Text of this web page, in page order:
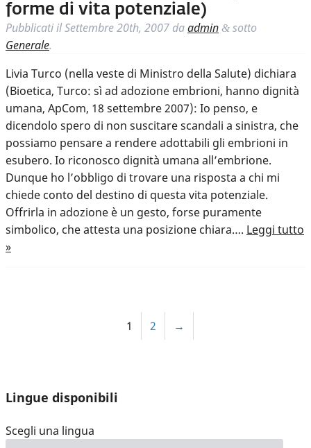
forme di vita potenziale)
Pubblicati ilSettembre 20th, 2007 daadmin & sotto
Generale.
Livia Turco (nella veste di Ministro della Salute) dichiara
(Bioetica, Turco: sì ad adozione embrioni, hanno dignità
umana, ApCom, 18 settembre 2007): Io penso, e
dicendolo spero di non suscitare scandali a sinistra, che
possiamo pensare a rendere adottabili gli embrioni in
esubero. Io riconosco dignità umana all’embrione.
Dunque ho l’obbligo di trovare una risposta a chi mi
chiede conto del destino di questa vita potenziale.
Offrirla in adozione è un gesto, forse puramente
simbolico, che attesta una posizione chiara…. Leggi tutto
»
1 2 →
Lingue disponibili
Scegli una lingua